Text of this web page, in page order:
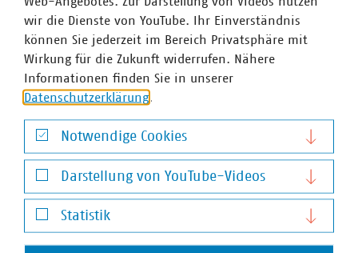
wollen 90 Prozent der kommunalen Unternehmen den
Mobilfunkunternehmen Anschlüsse für Antennen an ihr
Glasfasernetz anbieten.
Zahlen Daten Fakten 2024
Wir halten Deutschland am Laufen – denn nichts
geschieht, wenn es nicht vor Ort passiert: Unser Beitrag
Positionen:
https://www.vku.de/vku-positionen/
Ansprechpartner
wir die Dienste von YouTube. Ihr Einverständnis
können Sie jederzeit im Bereich Privatsphäre mit
Wirkung für die Zukunft widerrufen. Nähere
Informationen finden Sie in unserer
Datenschutzerklärung.
Notwendige Cookies
Notwendige Cookies
Darstellung von YouTube-Videos
Darstellung von YouTube-Videos
Statistik
Statistik